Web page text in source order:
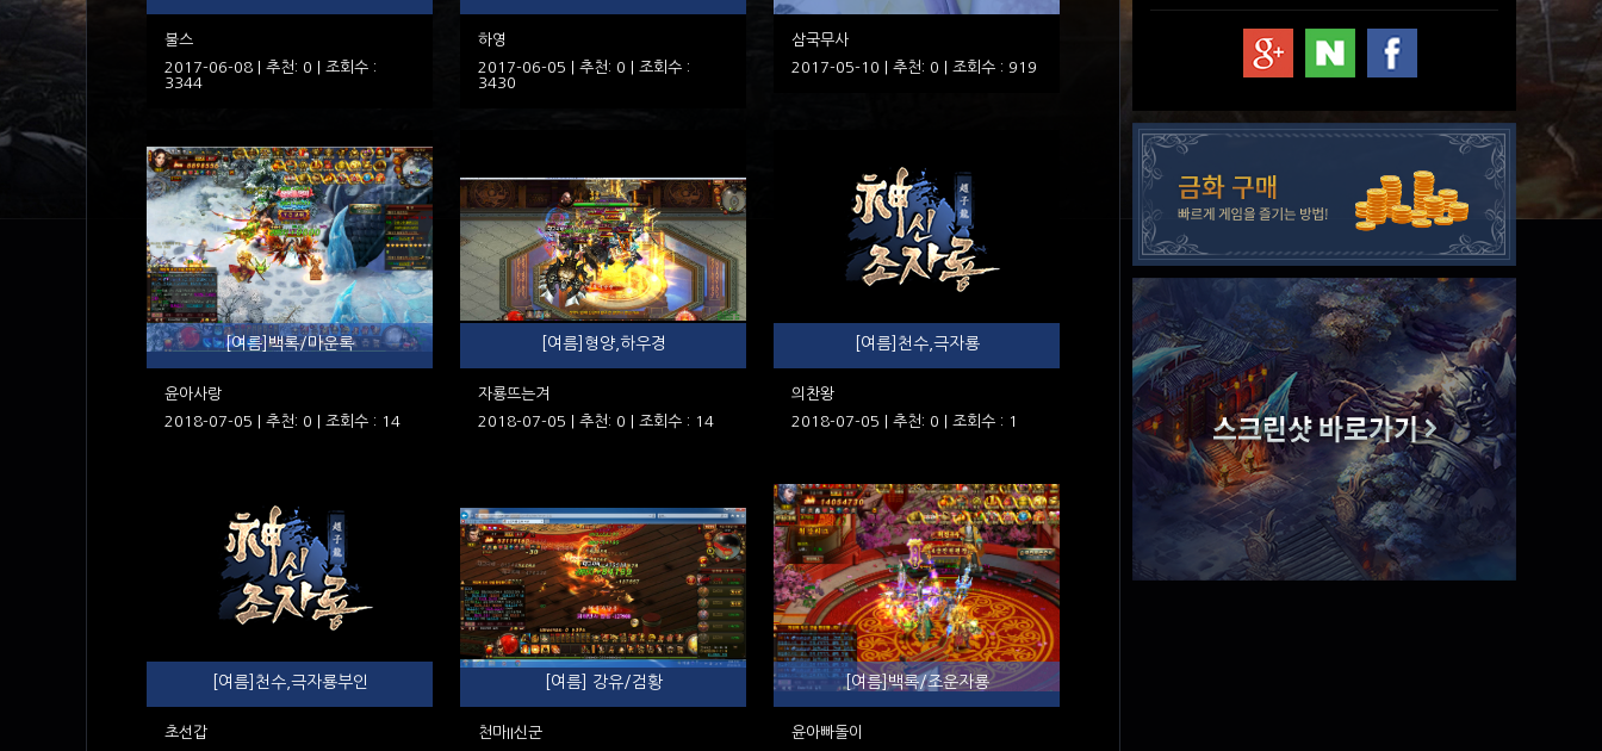
불스
2017-06-08 | 추천: 0 | 조회수 :
3344
하영
2017-06-05 | 추천: 0 | 조회수 :
3430
삼국무사
2017-05-10 | 추천: 0 | 조회수 : 919
[여름]백록/마운록
윤아사랑
2018-07-05 | 추천: 0 | 조회수 : 14
[여름]형양,하우경
자룡뜨는겨
2018-07-05 | 추천: 0 | 조회수 : 14
[여름]천수,극자룡
의찬왕
2018-07-05 | 추천: 0 | 조회수 : 1
[여름]천수,극자룡부인
초선갑
[여름] 강유/검황
천마II신군
[여름]백록/조운자룡
윤아빠돌이